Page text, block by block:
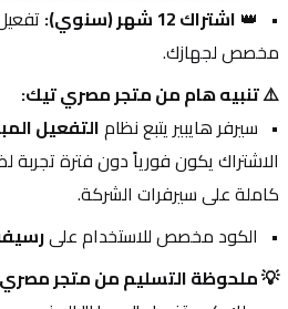
👑 اشتراك 12 شهر (سنوي):
مخصص لجهازك.
⚠️ تنبيه هام من متجر مصري تيك:
سيرفر هايبير يتبع نظام التفعيل
كاملة على سيرفرات الشركة.
الكود مخصص للاستخدام على
💡 ملحوظة التسليم من متجر